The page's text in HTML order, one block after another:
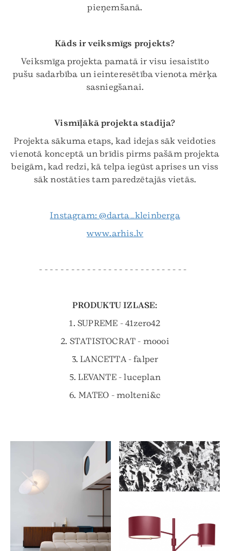
pieņemšanā.
Kāds ir veiksmīgs projekts?
Veiksmīga projekta pamatā ir visu iesaistīto
pušu sadarbība un ieinteresētība vienota mērķa
sasniegšanai.
Vismīļākā projekta stadija?
Projekta sākuma etaps, kad idejas sāk veidoties
vienotā konceptā un brīdis pirms pašām projekta
beigām, kad redzi, kā telpa iegūst aprises un viss
sāk nostāties tam paredzētajās vietās.
Instagram: @darta_kleinberga
www.arhis.lv
- - - - - - - - - - - - - - - - - - - - - - - - - - - -
PRODUKTU IZLASE:
1. SUPREME - 41zero42
2. STATISTOCRAT - moooi
3. LANCETTA - falper
5. LEVANTE - luceplan
6. MATEO - molteni&c